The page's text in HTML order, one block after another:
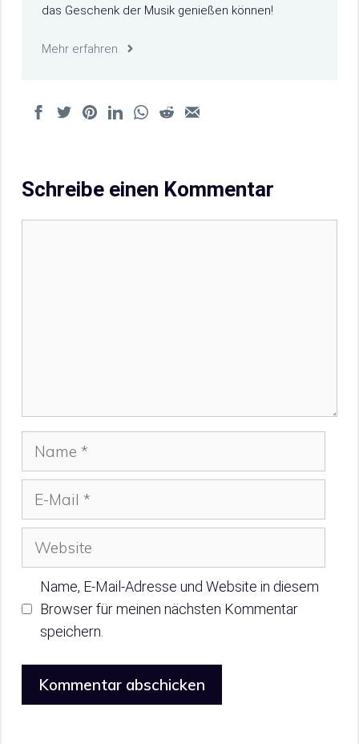
das Geschenk der Musik genießen können!
Mehr erfahren
Schreibe einen Kommentar
Name, E-Mail-Adresse und Website in diesem
Browser für meinen nächsten Kommentar
speichern.